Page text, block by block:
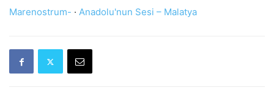
Marenostrum- · Anadolu'nun Sesi – Malatya